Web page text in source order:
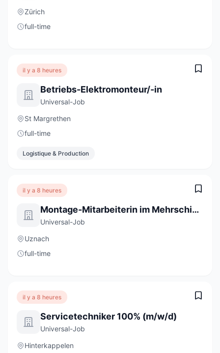
Zürich
full-time
il y a 8 heures
Betriebs-Elektromonteur/-in
Universal-Job
St Margrethen
full-time
Logistique & Production
il y a 8 heures
Montage-Mitarbeiterin im Mehrschichtbetrieb 80 - 100% (m/w/d)
Universal-Job
Uznach
full-time
il y a 8 heures
Servicetechniker 100% (m/w/d)
Universal-Job
Hinterkappelen